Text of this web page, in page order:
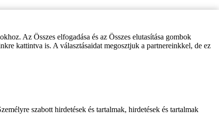
Az Összes elfogadása és az Összes elutasítása gombok
kattintva is. A választásaidat megosztjuk a partnereinkkel, de ez
szabott hirdetések és tartalmak, hirdetések és tartalmak